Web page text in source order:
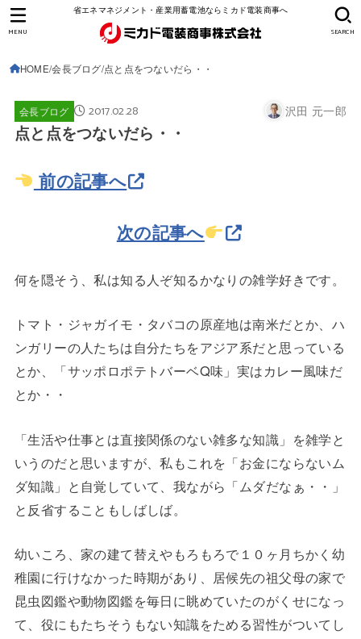
省エネマネジメント・産業用蓄電池ならミカド電装商事へ
SEARCH
MENU
HOME 会長ブログ 点と点をつないだら・・
会長ブログ 2017.02.28 沢田 元一郎
点と点をつないだら・・
前の記事へ
次の記事へ
何を隠そう、私は知る人ぞ知るかなりの雑学好きです。
トマト・ジャガイモ・タバコの原産地は南米だとか、ハ
ンガリーの人たちは自分たちをアジア系だと思っている
とか、「サッポロポテトバーベQ味」実はカレー風味だ
とか・・
「生活や仕事とは直接関係のない雑多な知識」を雑学と
いうのだと思いますが、私もこれを「お金にならないム
ダ知識」と自覚していて、我ながら「ムダだなぁ・・」
と反省することもしばしば。
幼いころ、家の建て替えやもろもろで１０ヶ月ちかく幼
稚園に行けなかった時期があり、居候先の祖父母の家で
昆虫図鑑や動物図鑑を毎日に眺めていたのがくせになっ
て、役にもたちそうもない知識をためる習性がついてし